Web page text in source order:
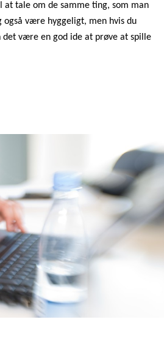
at tale om de samme ting, som man
også være hyggeligt, men hvis du
det være en god ide at prøve at spille
af god underholdning i et sjovt